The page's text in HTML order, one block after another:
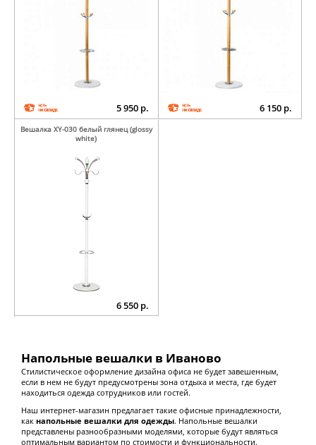
5 950 р. 6 150 р.
Вешалка XY-030 белый глянец (glossy
white)
6 550 р.
Напольные вешалки в Иваново
Стилистическое оформление дизайна офиса не будет завешенным,
если в нем не будут предусмотрены зона отдыха и места, где будет
находиться одежда сотрудников или гостей.
Наш интернет-магазин предлагает такие офисные принадлежности,
как напольные вешалки для одежды. Напольные вешалки
представлены разнообразными моделями, которые будут являться
оптимальным вариантом по стоимости и функциональности.